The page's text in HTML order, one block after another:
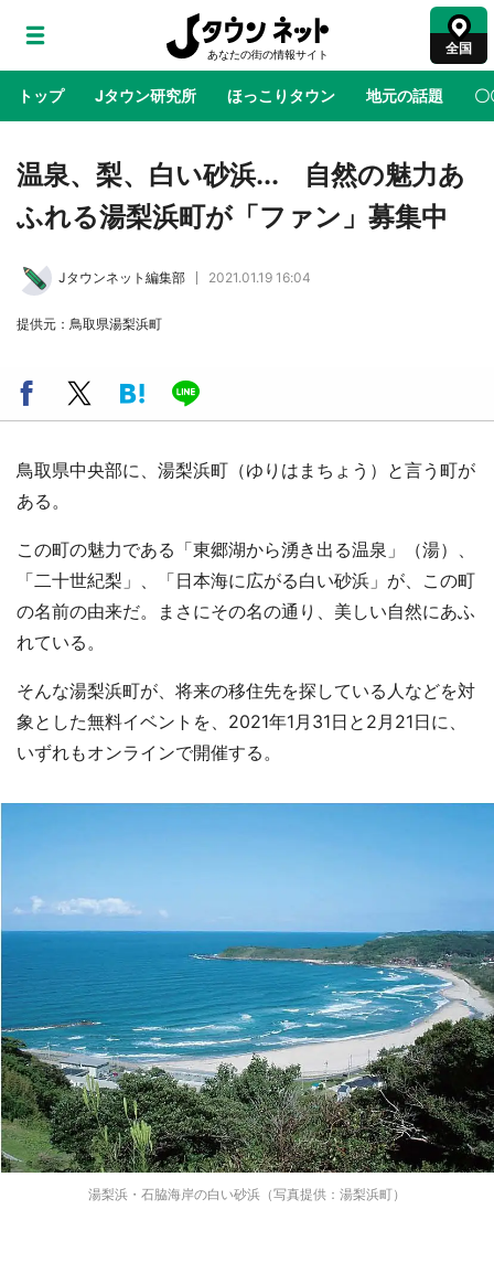
全国
トップ Jタウン研究所 ほっこりタウン 地元の話題 〇
地域×二次元 絶景 あの時はありがとう 物語がはじ
公式プロモ動画で「聖地」が生産されてます
の「猫猫像」も【8／1～10／26】
メ『ハイキュー！！』×老舗「鐘崎」コラボで
『小林さんちのメイドラゴン』と舞台のモデ
せて企画続々【7／31～】
温泉、梨、白い砂浜... 自然の魅力あ
ふれる湯梨浜町が「ファン」募集中
Jタウンネット編集部 2021.01.19 16:04
提供元：鳥取県湯梨浜町
鳥取県中央部に、湯梨浜町（ゆりはまちょう）と言う町が
ある。
この町の魅力である「東郷湖から湧き出る温泉」（湯）、
「二十世紀梨」、「日本海に広がる白い砂浜」が、この町
の名前の由来だ。まさにその名の通り、美しい自然にあふ
れている。
そんな湯梨浜町が、将来の移住先を探している人などを対
象とした無料イベントを、2021年1月31日と2月21日に、
いずれもオンラインで開催する。
湯梨浜・石脇海岸の白い砂浜（写真提供：湯梨浜町）